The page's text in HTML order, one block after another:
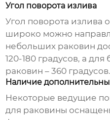
Угол поворота излива
Угол поворота излива
широко можно
небольших раковин
120-180 градусов, а
раковин – 360 градусов.
Наличие
Некоторые ведущие
для раковины